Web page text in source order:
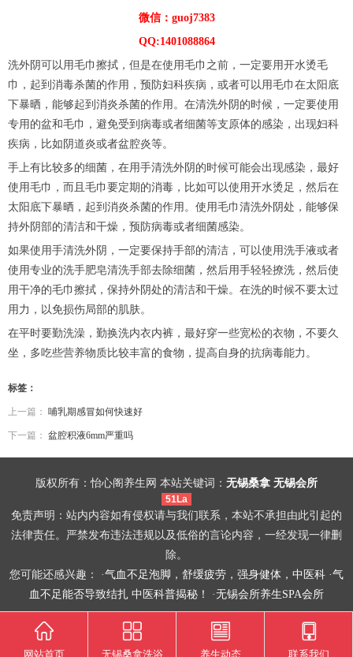
微信：guoj7383
QQ:1401088864
洗外阴可以用毛巾擦拭，但是在使用毛巾之前，一定要用开水烫毛
巾，起到消毒杀菌的作用，预防妇科疾病，或者可以用毛巾在太阳底
下暴晒，能够起到消炎杀菌的作用。在清洗外阴的时候，一定要使用
专用的盆和毛巾，避免受到病毒或者细菌等支原体的感染，出现妇科
疾病，比如阴道炎或者盆腔炎等。
手上有比较多的细菌，在用手清洗外阴的时候可能会出现感染，最好
使用毛巾，而且毛巾要定期的消毒，比如可以使用开水烫足，然后在
太阳底下暴晒，起到消炎杀菌的作用。使用毛巾清洗外阴处，能够保
持外阴部的清洁和干燥，预防病毒或者细菌感染。
如果使用手清洗外阴，一定要保持手部的清洁，可以使用洗手液或者
使用专业的洗手肥皂清洗手部去除细菌，然后用手轻轻撩洗，然后使
用干净的毛巾擦拭，保持外阴处的清洁和干燥。在洗的时候不要太过
用力，以免损伤局部的肌肤。
在平时要勤洗澡，勤换洗内衣内裤，最好穿一些宽松的衣物，不要久
坐，多吃些营养物质比较丰富的食物，提高自身的抗病毒能力。
标签：
上一篇： 哺乳期感冒如何快速好
下一篇： 盆腔积液6mm严重吗
版权所有：怡心阁养生网 本站关键词： 无锡桑拿 无锡会所
51La
免责声明：站内内容如有侵权请与我们联系，本站不承担由此引起的
法律责任。严禁发布违法违规以及低俗的言论内容，一经发现一律删
除。
您可能还感兴趣： ·气血不足泡脚，舒缓疲劳，强身健体，中医科 ·气
血不足能否导致结扎 中医科普揭秘！
·无锡会所养生SPA会所
网站首页 无锡桑拿洗浴 养生动态 联系我们